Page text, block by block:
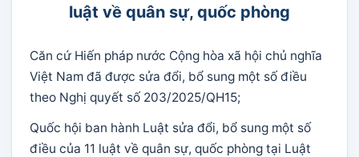
luật về quân sự, quốc phòng
Căn cứ Hiến pháp nước Cộng hòa xã hội chủ nghĩa
Việt Nam đã được sửa đổi, bổ sung một số điều
theo Nghị quyết số 203/2025/QH15;
Quốc hội ban hành Luật sửa đổi, bổ sung một số
điều của 11 luật về quân sự, quốc phòng tại Luật